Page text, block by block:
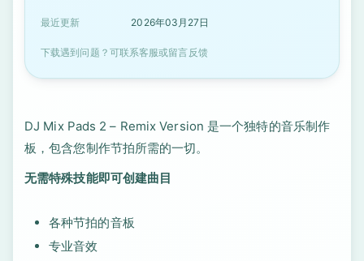
最近更新 2026年03月27日
下载遇到问题？可联系客服或留言反馈
DJ Mix Pads 2 – Remix Version 是一个独特的音乐制作
板，包含您制作节拍所需的一切。
无需特殊技能即可创建曲目
各种节拍的音板
专业音效